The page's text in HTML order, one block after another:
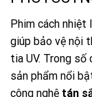
Phim cách nhiệt
giúp bảo vệ nội
tia UV. Trong số
sản phẩm nổi
công nghệ tán